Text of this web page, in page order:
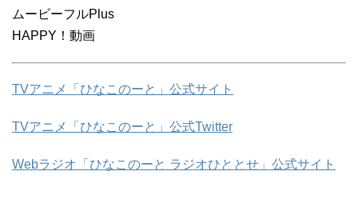
ムービーフルPlus
HAPPY！動画
TVアニメ「ひなこのーと」公式サイト
TVアニメ「ひなこのーと」公式Twitter
Webラジオ「ひなこのーと ラジオひととせ」公式サイト